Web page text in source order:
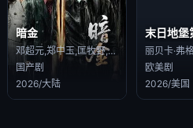
暗金
邓超元,郑中玉,匡牧野,张腾,钟晨瑶,徐永革,赵晓明,张曦文,甄琪
国产剧
2026/大陆
末日地堡
欧美剧
2026/美国